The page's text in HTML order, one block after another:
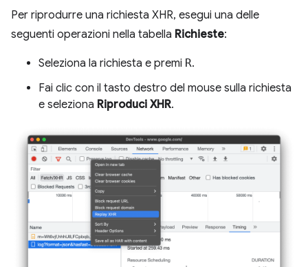
Per riprodurre una richiesta XHR, esegui una delle
seguenti operazioni nella tabella Richieste:
Seleziona la richiesta e premi R.
Fai clic con il tasto destro del mouse sulla richiesta
e seleziona Riproduci XHR.